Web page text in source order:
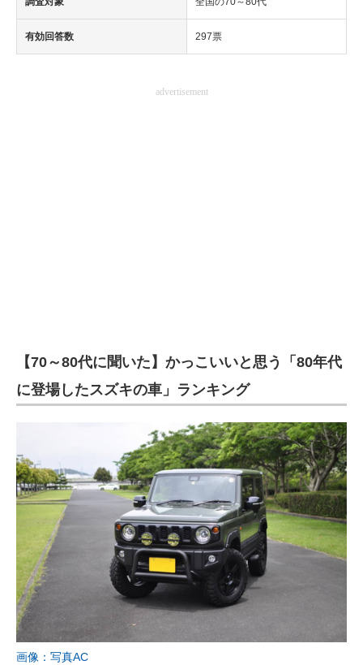
有効回答数 297票
advertisement
【70～80代に聞いた】かっこいいと思う「80年代
に登場したスズキの車」ランキング
画像：写真AC